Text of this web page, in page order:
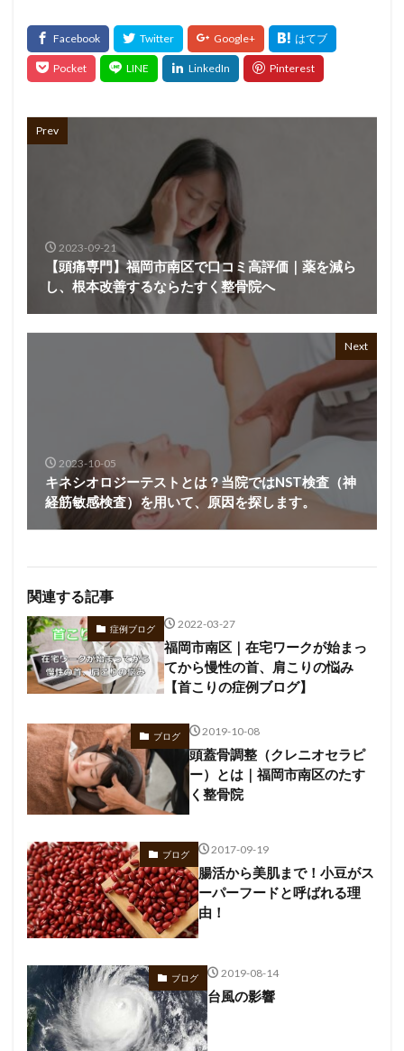
Prev
2023-09-21
【頭痛専門】福岡市南区で口コミ高評価｜薬を減ら
し、根本改善するならたすく整骨院へ
Next
2023-10-05
キネシオロジーテストとは？当院ではNST検査（神
経筋敏感検査）を用いて、原因を探します。
関連する記事
症例ブログ 2022-03-27
福岡市南区｜在宅ワークが始まっ
てから慢性の首、肩こりの悩み
【首こりの症例ブログ】
ブログ 2019-10-08
頭蓋骨調整（クレニオセラピ
ー）とは｜福岡市南区のたす
く整骨院
ブログ 2017-09-19
腸活から美肌まで！小豆がス
ーパーフードと呼ばれる理
由！
ブログ 2019-08-14
台風の影響